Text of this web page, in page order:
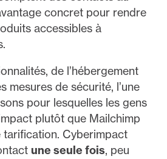
concret pour rendre
accessibles à
de l’hébergement
mesures de sécurité, l’une
pour lesquelles les gens
plutôt que Mailchimp
tarification. Cyberimpact
une seule fois, peu